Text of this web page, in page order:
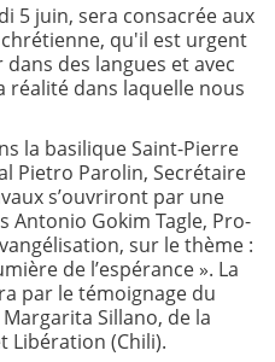
5 juin, sera consacrée aux
qu'il est urgent
des langues et avec
réalité dans laquelle nous
la basilique Saint-Pierre
Pietro Parolin, Secrétaire
s’ouvriront par une
Antonio Gokim Tagle, Pro-
sur le thème :
de l’espérance ». La
par le témoignage du
Sillano, de la
Libération (Chili).